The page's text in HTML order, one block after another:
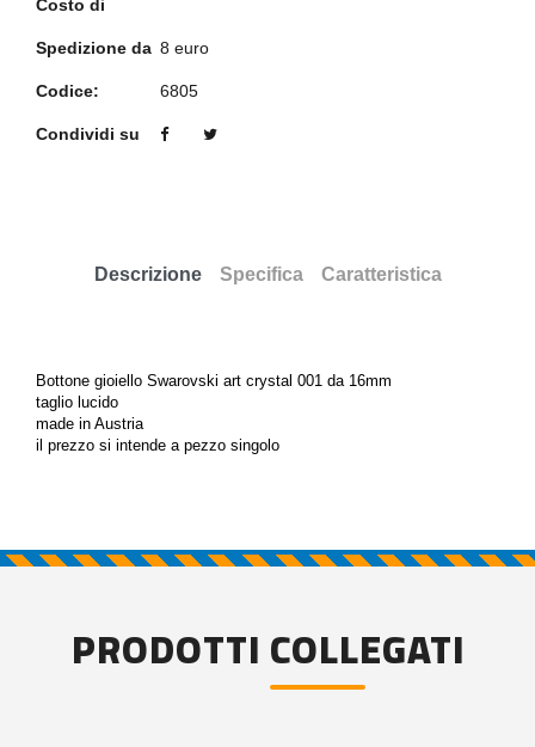
Costo di
Spedizione da 8 euro
Codice: 6805
Condividi su
Descrizione Specifica Caratteristica
Bottone gioiello Swarovski art crystal 001 da 16mm
taglio lucido
made in Austria
il prezzo si intende a pezzo singolo
PRODOTTI COLLEGATI